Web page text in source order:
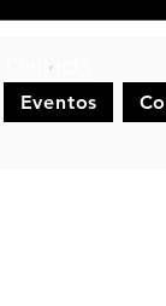
Eventos
Contacts